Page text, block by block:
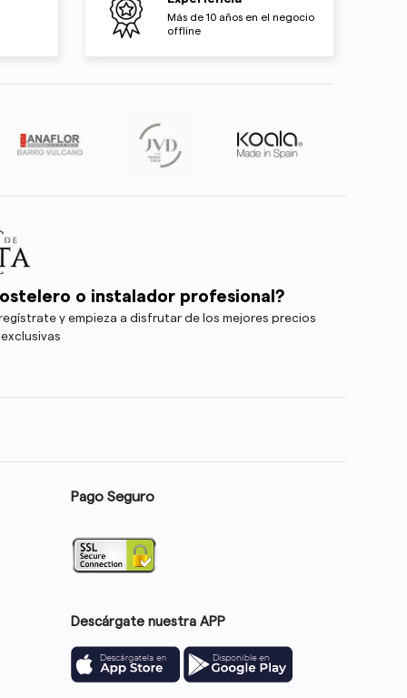
Más de 10 años en el negocio
offline
o instalador profesional?
y empieza a disfrutar de los mejores precios
Pago Seguro
Descárgate nuestra APP